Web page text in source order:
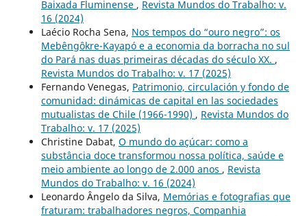
Baixada Fluminense , Revista Mundos do Trabalho: v.
16 (2024)
Laécio Rocha Sena, Nos tempos do “ouro negro”: os
Mebêngôkre-Kayapó e a economia da borracha no sul
do Pará nas duas primeiras décadas do século XX. ,
Revista Mundos do Trabalho: v. 17 (2025)
Fernando Venegas, Patrimonio, circulación y fondo de
comunidad: dinámicas de capital en las sociedades
mutualistas de Chile (1966-1990) , Revista Mundos do
Trabalho: v. 17 (2025)
Christine Dabat, O mundo do açúcar: como a
substância doce transformou nossa política, saúde e
meio ambiente ao longo de 2.000 anos , Revista
Mundos do Trabalho: v. 16 (2024)
Leonardo Ângelo da Silva, Memórias e fotografias que
fraturam: trabalhadores negros, Companhia